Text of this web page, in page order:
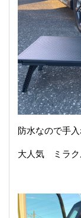
防水なので手
大人気 ミラク